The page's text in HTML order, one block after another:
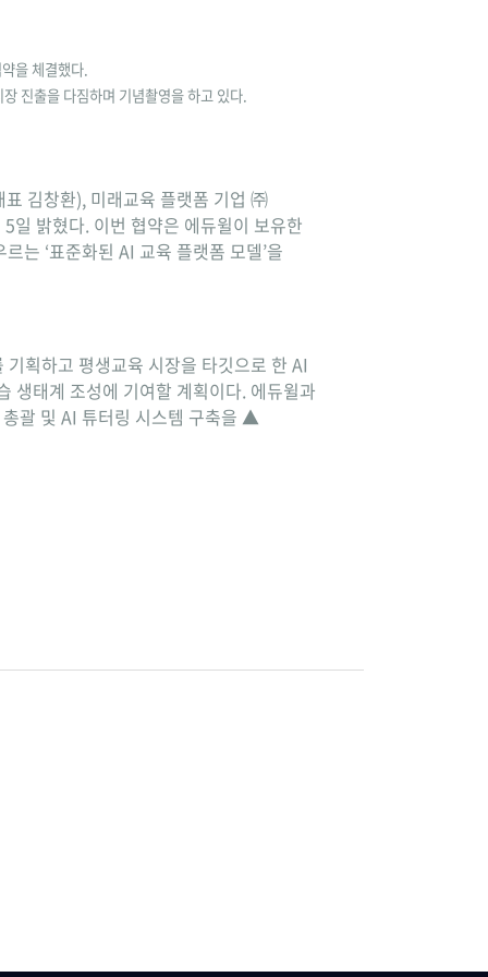
을 체결했다.
진출을 다짐하며 기념촬영을 하고 있다.
김창환), 미래교육 플랫폼 기업 ㈜
일 밝혔다. 이번 협약은 에듀윌이 보유한
는 ‘표준화된 AI 교육 플랫폼 모델’을
획하고 평생교육 시장을 타깃으로 한 AI
생태계 조성에 기여할 계획이다. 에듀윌과
괄 및 AI 튜터링 시스템 구축을 ▲